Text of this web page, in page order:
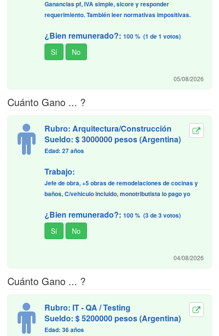
Ganancias pf, IVA simple, sicore y responder
requerimiento. También leer normativas impositivas.
¿Bien remunerado?: 100 % (1 de 1 votos)
05/08/2026
Cuánto Gano ... ?
Rubro: Arquitectura/Construcción
Sueldo: $ 3000000 pesos (Argentina)
Edad: 27 años
Trabajo:
Jefe de obra, +5 obras de remodelaciones de cocinas y
baños, C/vehiculo incluido, monotributista lo pago yo
¿Bien remunerado?: 100 % (3 de 3 votos)
04/08/2026
Cuánto Gano ... ?
Rubro: IT - QA / Testing
Sueldo: $ 5200000 pesos (Argentina)
Edad: 36 años